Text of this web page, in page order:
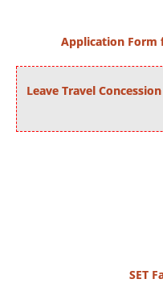
Application Form
Leave Travel Concession
SET